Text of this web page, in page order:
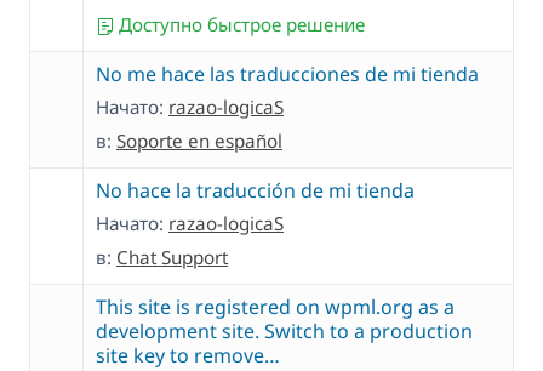
Доступно быстрое решение
No me hace las traducciones de mi tienda
Начато: razao-logicaS
в: Soporte en español
No hace la traducción de mi tienda
Начато: razao-logicaS
в: Chat Support
This site is registered on wpml.org as a
development site. Switch to a production
site key to remove…